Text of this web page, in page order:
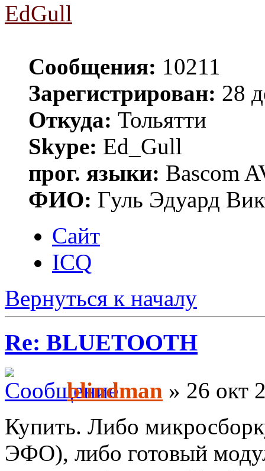
EdGull
Сообщения: 10211
Зарегистрирован: 28
Откуда: Тольятти
Skype: Ed_Gull
прог. языки: Bascom
ФИО: Гуль Эдуард
Сайт
ICQ
Вернуться к началу
Re: BLUETOOTH
blindman » 26 окт
Купить. Либо
ЭФО), либо готовый